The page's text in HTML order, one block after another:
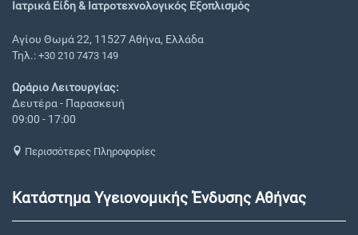
Ιατρικά Είδη & Ιατροτεχνολογικός Εξοπλισμός
Αγίου Θωμά 22, 11527 Αθήνα, Ελλάδα
Τηλ.: +30 210 7473 149
Ωράριο Λειτουργίας:
Δευτέρα - Παρασκευή
09:00 - 17:00
Περισσότερες Πληροφορίες
Κατάστημα Υγειονομικής Ένδυσης Αθήνας